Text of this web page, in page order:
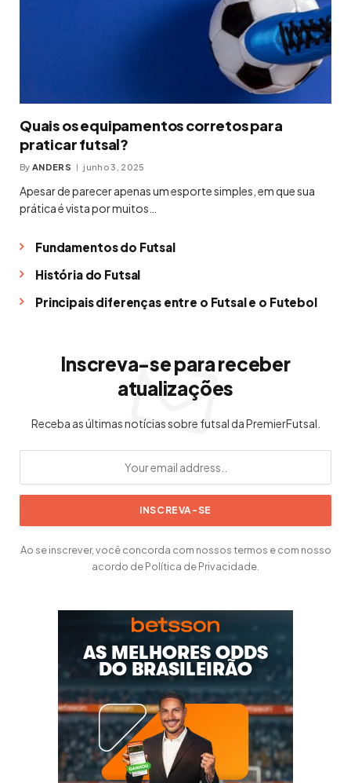
Quais os equipamentos corretos para
praticar futsal?
By ANDERS junho 3, 2025
Apesar de parecer apenas um esporte simples, em que sua
prática é vista por muitos…
Fundamentos do Futsal
História do Futsal
Principais diferenças entre o Futsal e o Futebol
Inscreva-se para receber
atualizações
Receba as últimas notícias sobre futsal da PremierFutsal.
Ao se inscrever, você concorda com nossos termos e com nosso
acordo de Política de Privacidade.